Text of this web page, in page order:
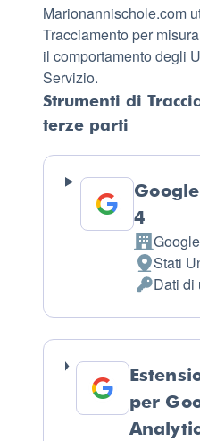
Marionannischole.com
Tracciamento per
il comportamento degli
Servizio.
Strumenti di
terze parti
4
Azienda:
Luogo
del
Stati
Dati
Personali
trattati:
Dati di
per